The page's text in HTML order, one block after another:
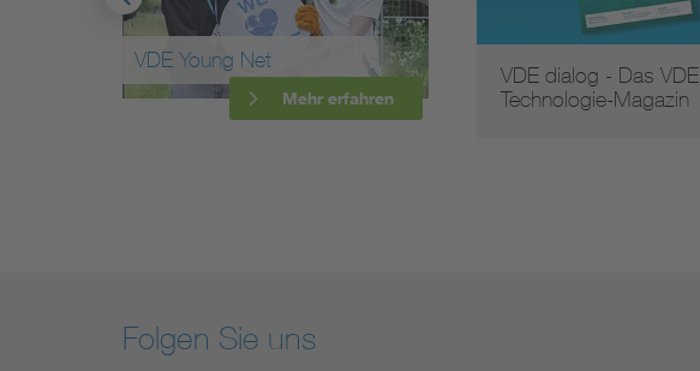
VDE Young Net
Mehr erfahren
VDE dialog - Das VDE
Technologie-Magazin
Folgen Sie uns